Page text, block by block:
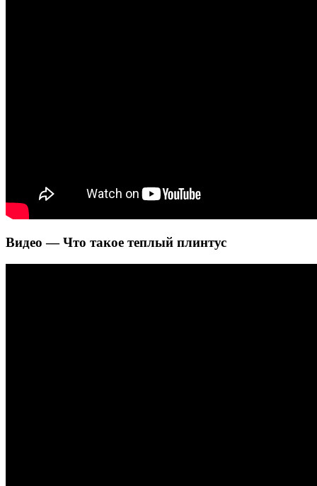
Видео — Что такое теплый плинтус